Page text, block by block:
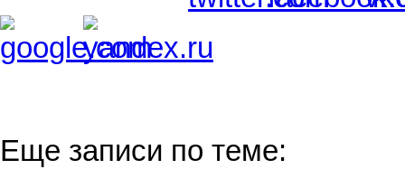
Еще записи по теме: